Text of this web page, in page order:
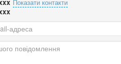
Показати контакти